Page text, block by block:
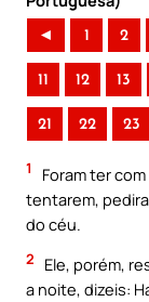
◄ 1 2
11 12 13
21 22 23
1
Foram ter
tentarem,
do céu.
2
Ele, porém,
a noite, dizeis: